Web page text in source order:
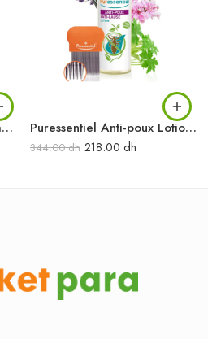
Phyto color locker pré-shampooing cheveux colorés-méchés 100 ml Puressentiel Anti-poux Lotion 100 Ml + Peigne
344.00dh 218.00 dh